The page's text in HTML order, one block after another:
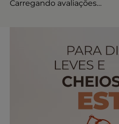
Carregando avaliações…